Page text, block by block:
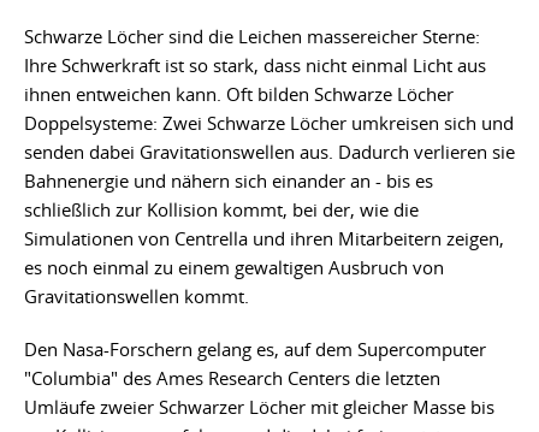
Schwarze Löcher sind die Leichen massereicher Sterne:
Ihre Schwerkraft ist so stark, dass nicht einmal Licht aus
ihnen entweichen kann. Oft bilden Schwarze Löcher
Doppelsysteme: Zwei Schwarze Löcher umkreisen sich und
senden dabei Gravitationswellen aus. Dadurch verlieren sie
Bahnenergie und nähern sich einander an - bis es
schließlich zur Kollision kommt, bei der, wie die
Simulationen von Centrella und ihren Mitarbeitern zeigen,
es noch einmal zu einem gewaltigen Ausbruch von
Gravitationswellen kommt.
Den Nasa-Forschern gelang es, auf dem Supercomputer
"Columbia" des Ames Research Centers die letzten
Umläufe zweier Schwarzer Löcher mit gleicher Masse bis